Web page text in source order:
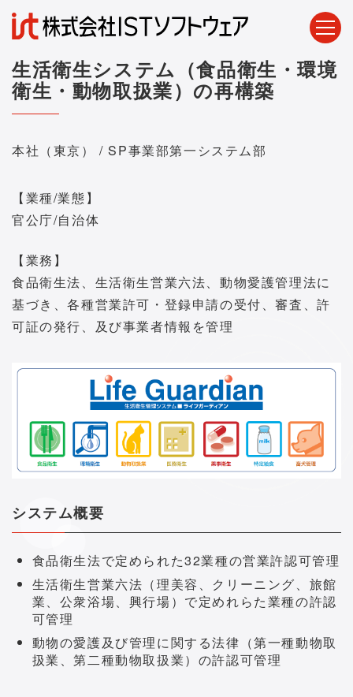
生活衛生システム（食品衛生・環境
衛生・動物取扱業）の再構築
本社（東京） / SP事業部第一システム部
【業種/業態】
官公庁/自治体
【業務】
食品衛生法、生活衛生営業六法、動物愛護管理法に
基づき、各種営業許可・登録申請の受付、審査、許
可証の発行、及び事業者情報を管理
システム概要
食品衛生法で定められた32業種の営業許認可管理
生活衛生営業六法（理美容、クリーニング、旅館
業、公衆浴場、興行場）で定めれらた業種の許認
可管理
動物の愛護及び管理に関する法律（第一種動物取
扱業、第二種動物取扱業）の許認可管理